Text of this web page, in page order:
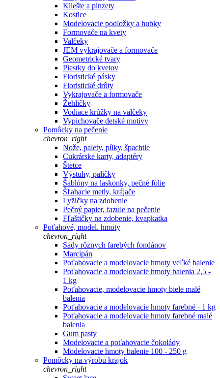
Kliešte a pinzety
Kostice
Modelovacie podložky a hubky
Formovače na kvety
Valčeky
JEM vykrajovače a formovače
Geometrické tvary
Piestky do kvetov
Floristické pásky
Floristické drôty
Vykrajovače a formovače
Žehličky
Vodiace krúžky na valčeky
Vypichovače detské motívy
Pomôcky na pečenie
chevron_right
Nože, palety, pílky, špachtle
Cukrárske karty, adaptéry
Štetce
Výstuhy, paličky
Šablóny na laskonky, pečné fólie
Šľahacie metly, krájače
Lyžičky na zdobenie
Pečný papier, fazule na pečenie
Fľaštičky na zdobenie, kvapkatka
Poťahové, model. hmoty
chevron_right
Sady rôznych farebých fondánov
Marcipán
Poťahovacie a modelovacie hmoty veľké balenie
Poťahovacie a modelovacie hmoty balenia 2,5 -
1 kg
Poťahovacie, modelovacie hmoty biele malé
balenia
Poťahovacie a modelovacie hmoty farebné - 1 kg
Poťahovacie a modelovacie hmoty farebné malé
balenia
Gum pasty
Modelovacie a poťahovacie čokolády
Modelovacie hmoty balenie 100 - 250 g
Pomôcky na výrobu krajok
chevron_right